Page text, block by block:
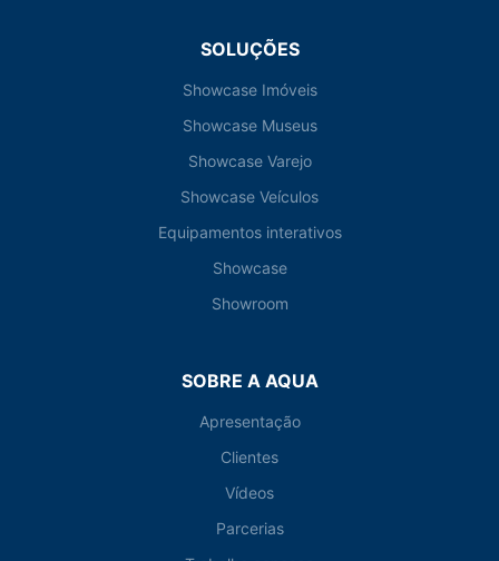
SOLUÇÕES
Showcase Imóveis
Showcase Museus
Showcase Varejo
Showcase Veículos
Equipamentos interativos
Showcase
Showroom
SOBRE A AQUA
Apresentação
Clientes
Vídeos
Parcerias